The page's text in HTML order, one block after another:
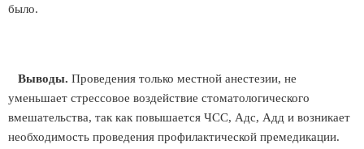
было.
Выводы. Проведения только местной анестезии, не
уменьшает стрессовое воздействие стоматологического
вмешательства, так как повышается ЧСС, Адс, Адд и возникает
необходимость проведения профилактической премедикации.